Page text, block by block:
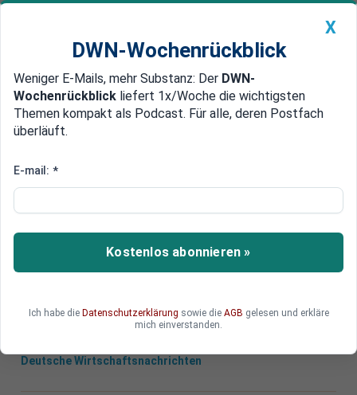
Newsticker MEIN DWN: Geldanlage Premium
Edelmetalle DWN-Magazin China
Nahrungsmittel: Inflation
Die Erzeuger landwirtschaftlicher Produkte
haben ihre Preise im Dezember so kräftig
angehoben wie seit 2011 nicht mehr. Die Inflation
Deutsche Wirtschaftsnachrichten
X
DWN-Wochenrückblick
Weniger E-Mails, mehr Substanz: Der DWN-
Wochenrückblick liefert 1x/Woche die wichtigsten
Themen kompakt als Podcast. Für alle, deren Postfach
überläuft.
E-mail: *
Kostenlos abonnieren »
Ich habe die Datenschutzerklärung sowie die AGB gelesen und erkläre
mich einverstanden.